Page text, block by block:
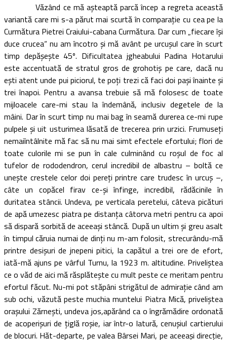
Văzând ce mă aşteaptă parcă încep a regreta această
variantă care mi s-a părut mai scurtă în comparaţie cu cea pe la
Curmătura Pietrei Craiului-cabana Curmătura. Dar cum „fiecare îşi
duce crucea“ nu am încotro şi mă avânt pe urcuşul care în scurt
timp depăşeşte 45º. Dificultatea jgheabului Padina Hotarului
este accentuată de stratul gros de grohotiş pe care, dacă nu
eşti atent unde pui piciorul, te poţi trezi că faci doi paşi înainte şi
trei înapoi. Pentru a avansa trebuie să mă folosesc de toate
mijloacele care-mi stau la îndemână, inclusiv degetele de la
mâini. Dar în scurt timp nu mai bag în seamă durerea ce-mi rupe
pulpele şi uit usturimea lăsată de trecerea prin urzici. Frumuseţi
nemaiîntâlnite mă fac să nu mai simt efectele efortului; flori de
toate culorile mi se pun în cale culminând cu roşul de foc al
tufelor de rododendron, cerul incredibil de albastru – boltă ce
uneşte crestele celor doi pereţi printre care trudesc în urcuş –,
câte un copăcel firav ce-şi înfinge, incredibil, rădăcinile în
duritatea stâncii. Undeva, pe verticala peretelui, câteva picături
de apă umezesc piatra pe distanţa câtorva metri pentru ca apoi
să dispară sorbită de aceeaşi stâncă. După un ultim şi greu asalt
în timpul căruia numai de dinţi nu m-am folosit, strecurându-mă
printre desişuri de jnepeni pitici, la capătul a trei ore de efort,
iată-mă ajuns pe vârful Turnu, la 1923 m. altitudine. Priveliştea
ce o văd de aici mă răsplăteşte cu mult peste ce meritam pentru
efortul făcut. Nu-mi pot stăpâni strigătul de admiraţie când am
sub ochi, văzută peste muchia muntelui Piatra Mică, priveliştea
oraşului Zărneşti, undeva jos,apărând ca o îngrămădire ordonată
de acoperişuri de ţiglă roşie, iar într-o latură, cenuşiul cartierului
de blocuri. Hăt-departe, pe valea Bârsei Mari, pe aceeaşi direcţie,